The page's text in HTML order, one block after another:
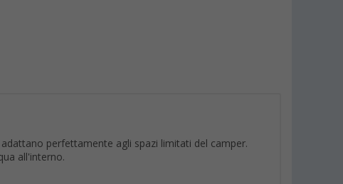
perfettamente agli spazi limitati del camper.
all'interno.